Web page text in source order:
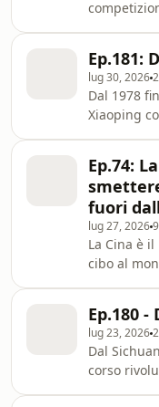
soprattutto
tra i due
che
quella
Episodio
Question
Learn
Visit me
Ep.181:
lug 30, 2026
Dal 1978
Xiaoping
Learn
Visit
Ep.74:
fuori
lug 27, 2026
La Cina è
cibo al
giro di
comprare
vendere le
report
Systemiq.
Ep.180
lug 23, 2026
Dal
corso